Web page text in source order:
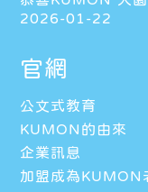
2026-01-22
官網
公文式教育
KUMON的由來
企業訊息
加盟成為KUMON